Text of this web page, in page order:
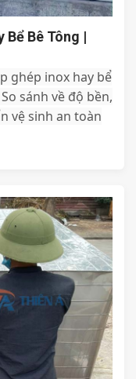
Bể Bê Tông |
ghép inox hay bể
sánh về độ bền,
vệ sinh an toàn